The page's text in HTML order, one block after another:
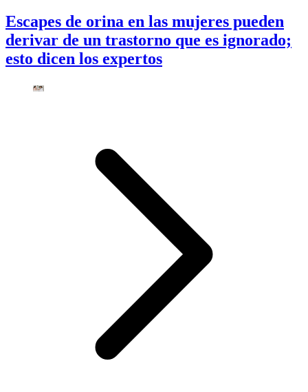
Escapes de orina en las mujeres pueden
derivar de un trastorno que es ignorado;
esto dicen los expertos